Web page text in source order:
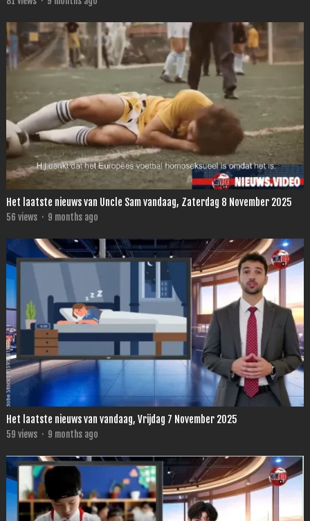
Het laatste nieuws van Uncle Sam vandaag, Zaterdag 8 November 2025
56 views · 9 months ago
Het laatste nieuws van vandaag, Vrijdag 7 November 2025
59 views · 9 months ago